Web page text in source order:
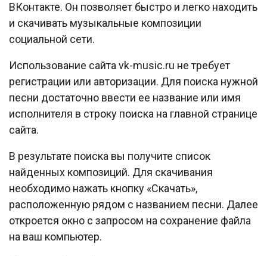
ВКонтакте. Он позволяет быстро и легко находить
и скачивать музыкальные композиции
социальной сети.
Использование сайта vk-music.ru не требует
регистрации или авторизации. Для поиска нужной
песни достаточно ввести ее название или имя
исполнителя в строку поиска на главной странице
сайта.
В результате поиска вы получите список
найденных композиций. Для скачивания
необходимо нажать кнопку «Скачать»,
расположенную рядом с названием песни. Далее
откроется окно с запросом на сохранение файла
на ваш компьютер.